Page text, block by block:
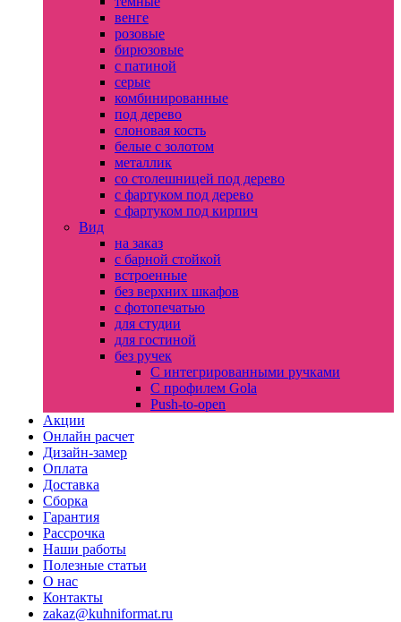
венге
розовые
бирюзовые
с патиной
серые
комбинированные
под дерево
слоновая кость
белые с золотом
металлик
со столешницей под дерево
с фартуком под дерево
с фартуком под кирпич
Вид
на заказ
с барной стойкой
встроенные
без верхних шкафов
с фотопечатью
для студии
для гостиной
без ручек
С интегрированными ручками
С профилем Gola
Push-to-open
Акции
Онлайн расчет
Дизайн-замер
Оплата
Доставка
Сборка
Гарантия
Рассрочка
Наши работы
Полезные статьи
О нас
Контакты
zakaz@kuhniformat.ru